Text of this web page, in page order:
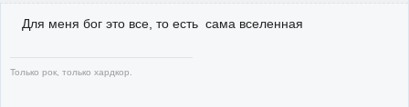
Для меня бог это все, то есть сама вселенная
Только рок, только хардкор.